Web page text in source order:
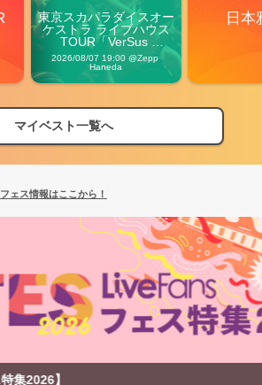
東京スカパラダイスオー
ケストラ ライブハウス
TOUR「VerSus
Carnival」
2026/08/07 19:00 @Zepp
Haneda
日本
マイベスト一覧へ
ェス情報はここから！
グ】2026年上半期編発表！
ェス情報はここから！
グ】2026年上半期編発表！